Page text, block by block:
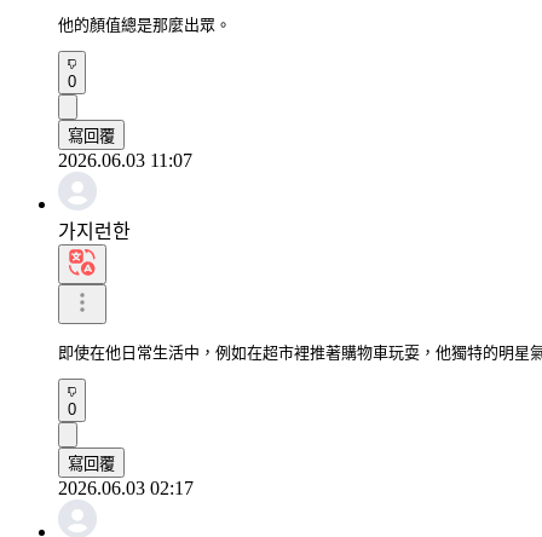
他的顏值總是那麼出眾。
0
寫回覆
2026.06.03 11:07
가지런한
即使在他日常生活中，例如在超市裡推著購物車玩耍，他獨特的明
0
寫回覆
2026.06.03 02:17